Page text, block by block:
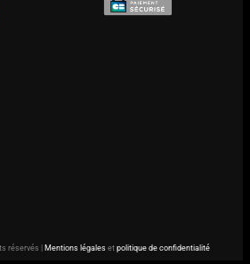
réservés | Mentions légaleset politique de confidentialité